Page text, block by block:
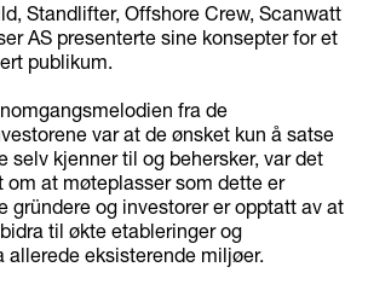
Standlifter, Offshore Crew, Scanwatt
AS presenterte sine konsepter for et
publikum.
fra de
var at de ønsket kun å satse
selv kjenner til og behersker, var det
om at møteplasser som dette er
og investorer er opptatt av at
til økte etableringer og
allerede eksisterende miljøer.